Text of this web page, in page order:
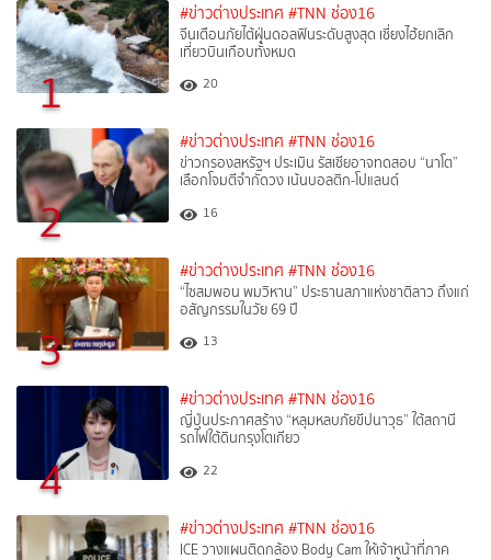
1
#ข่าวต่างประเทศ #TNN ช่อง16
จีนเตือนภัยไต้ฝุ่นดอลฟินระดับสูงสุด เซี่ยงไฮ้ยกเลิก
เที่ยวบินเกือบทั้งหมด
20
2
#ข่าวต่างประเทศ #TNN ช่อง16
ข่าวกรองสหรัฐฯ ประเมิน รัสเซียอาจทดสอบ “นาโต”
เลือกโจมตีจำกัดวง เน้นบอลติก-โปแลนด์
16
3
#ข่าวต่างประเทศ #TNN ช่อง16
“ไซสมพอน พมวิหาน” ประธานสภาแห่งชาติลาว ถึงแก่
อสัญกรรมในวัย 69 ปี
13
4
#ข่าวต่างประเทศ #TNN ช่อง16
ญี่ปุ่นประกาศสร้าง “หลุมหลบภัยขีปนาวุธ” ใต้สถานี
รถไฟใต้ดินกรุงโตเกียว
22
#ข่าวต่างประเทศ #TNN ช่อง16
ICE วางแผนติดกล้อง Body Cam ให้เจ้าหน้าที่ภาค